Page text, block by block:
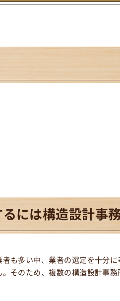
には構造設計事
も多い中、業者の選定を十分
そのため、複数の構造設計事